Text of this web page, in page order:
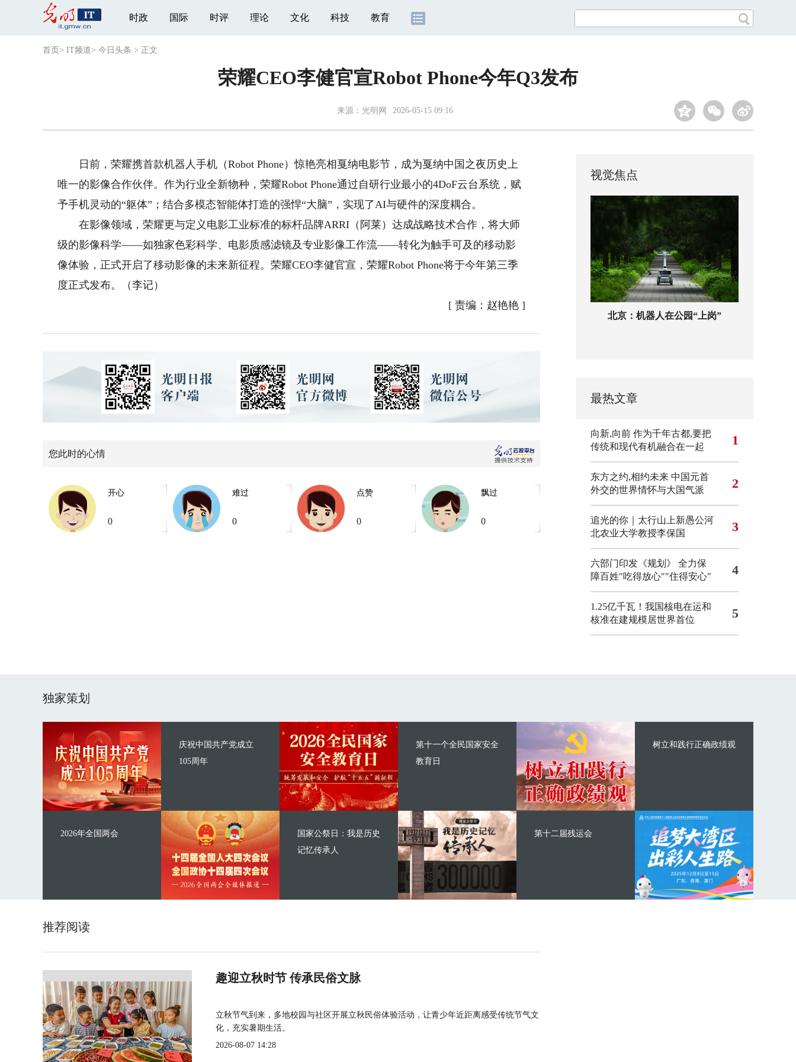
时政 国际 时评 理论 文化 科技 教育
首页 > IT频道> 今日头条 > 正文
荣耀CEO李健官宣Robot Phone今年Q3发布
来源： 光明网 2026-05-15 09:16
日前，荣耀携首款机器人手机（Robot Phone）惊艳亮相戛纳电影节，成为戛纳中国之夜历史上
唯一的影像合作伙伴。作为行业全新物种，荣耀Robot Phone通过自研行业最小的4DoF云台系统，赋
予手机灵动的“躯体”；结合多模态智能体打造的强悍“大脑”，实现了AI与硬件的深度耦合。
在影像领域，荣耀更与定义电影工业标准的标杆品牌ARRI（阿莱）达成战略技术合作，将大师
级的影像科学——如独家色彩科学、电影质感滤镜及专业影像工作流——转化为触手可及的移动影
像体验，正式开启了移动影像的未来新征程。荣耀CEO李健官宣，荣耀Robot Phone将于今年第三季
度正式发布。（李记）
[ 责编：赵艳艳 ]
您此时的心情
开心
0
难过
0
点赞
0
飘过
0
视觉焦点
北京：机器人在公园“上岗”
最热文章
向新,向前 作为千年古都,要把
传统和现代有机融合在一起
1
东方之约,相约未来 中国元首
外交的世界情怀与大国气派
2
追光的你｜太行山上新愚公河
北农业大学教授李保国
3
六部门印发《规划》 全力保
障百姓"吃得放心""住得安心"
4
1.25亿千瓦！我国核电在运和
核准在建规模居世界首位
5
独家策划
庆祝中国共产党成立
105周年
2026年全国两会
第十一个全民国家安全
教育日
国家公祭日：我是历史
记忆传承人
树立和践行正确政绩观
第十二届残运会
推荐阅读
趣迎立秋时节 传承民俗文脉
立秋节气到来，多地校园与社区开展立秋民俗体验活动，让青少年近距离感受传统节气文
化，充实暑期生活。
2026-08-07 14:28